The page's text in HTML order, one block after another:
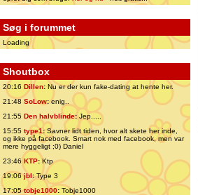
Søg i forummet
Loading
Shoutbox
20:16 Dillen: Nu er der kun fake-dating at hente her.
21:48 SoLow:enig..
21:55 Den halvblinde:Jep.....
15:55 type1:Savner lidt tiden, hvor alt skete her inde,
og ikke på facebook. Smart nok med facebook, men var
mere hyggeligt ;0) Daniel
23:46 KTP:Ktp
19:06jbl:Type 3
17:05tobje1000: Tobje1000